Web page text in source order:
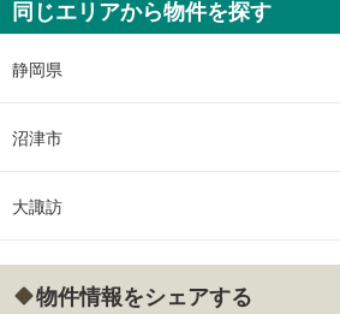
同じエリアから物件を探す
静岡県
沼津市
大諏訪
物件情報をシェアする